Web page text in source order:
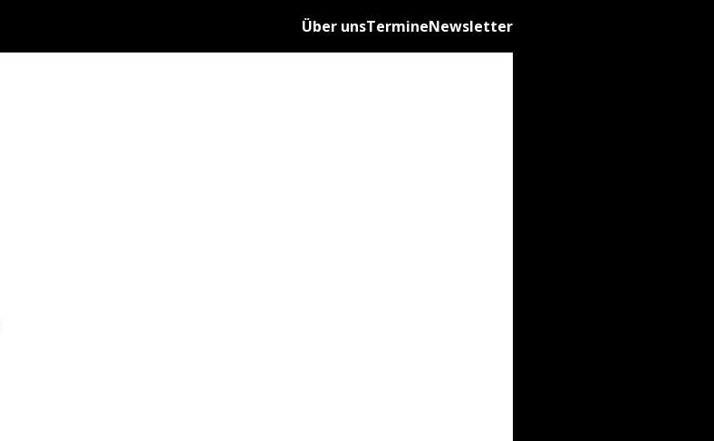
Über unsTermineNewsletter